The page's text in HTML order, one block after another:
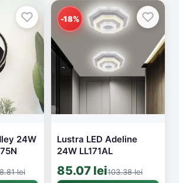
24W
lei
-18%
Lustra LED Adeline
24W LL171AL
85.07 lei103.38 lei